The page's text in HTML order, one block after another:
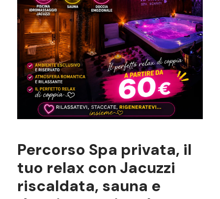
Percorso Spa privata, il
tuo relax con Jacuzzi
riscaldata, sauna e